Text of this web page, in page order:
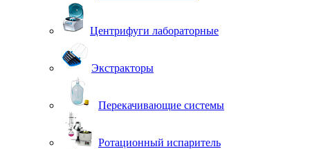
Центрифуги лабораторные
Экстракторы
Перекачивающие системы
Ротационный испаритель